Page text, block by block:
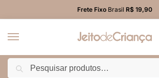
Frete FixoBrasil R$ 19,90
Início Produtos marcados com a tag “macacão